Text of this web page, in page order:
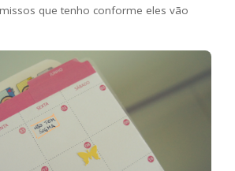
que tenho conforme eles vão